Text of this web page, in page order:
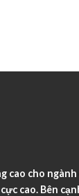
cao cho
cao. Bên